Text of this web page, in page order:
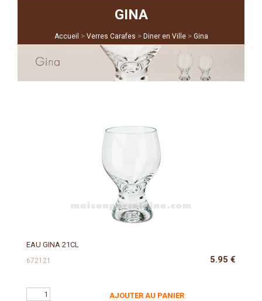
GINA
Accueil > Verres Carafes > Diner en Ville > Gina
EAU GINA 21CL
672121 5.95 €
AJOUTER AU PANIER